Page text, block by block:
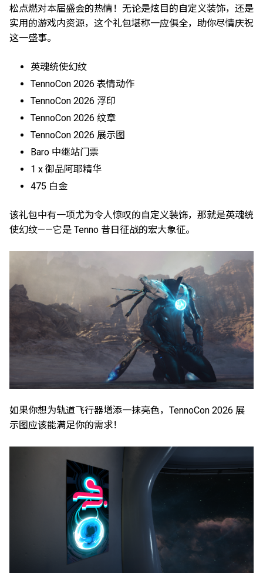
松点燃对本届盛会的热情！无论是炫目的自定义装饰，还是
实用的游戏内资源，这个礼包堪称一应俱全，助你尽情庆祝
这一盛事。
英魂统使幻纹
TennoCon 2026 表情动作
TennoCon 2026 浮印
TennoCon 2026 纹章
TennoCon 2026 展示图
Baro 中继站门票
1 x 御品阿耶精华
475 白金
该礼包中有一项尤为令人惊叹的自定义装饰，那就是英魂统
使幻纹——它是 Tenno 昔日征战的宏大象征。
如果你想为轨道飞行器增添一抹亮色，TennoCon 2026 展
示图应该能满足你的需求！